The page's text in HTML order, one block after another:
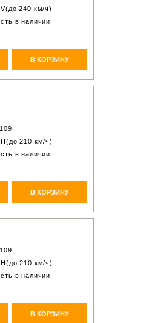
V(до 240 км/ч)
в наличии
В КОРЗИНУ
109
H(до 210 км/ч)
в наличии
В КОРЗИНУ
109
H(до 210 км/ч)
в наличии
В КОРЗИНУ